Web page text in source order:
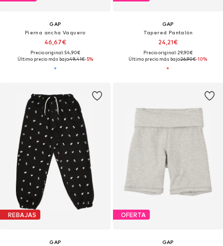
GAP
Pierna ancha Vaquero
46,67€
Precio original: 54,90€
Último precio más bajo:49,41€-5%
GAP
Tapered Pantalón
24,21€
Precio original: 29,90€
Último precio más bajo:26,90€-10%
REBAJAS
GAP
OFERTA
GAP